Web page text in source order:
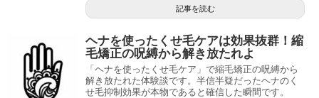
記事を読む
ヘナを使ったくせ毛ケアは効果抜群！縮
毛矯正の呪縛から解き放たれよ
「ヘナを使ったくせ毛ケア」で縮毛矯正の呪縛から
解き放たれた体験談です。半信半疑だったヘナのく
せ毛抑制効果が本物であると確信した瞬間です。